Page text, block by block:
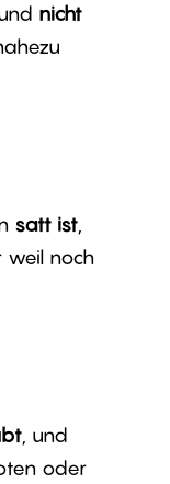
nicht
satt ist,
weil noch
, und
oder